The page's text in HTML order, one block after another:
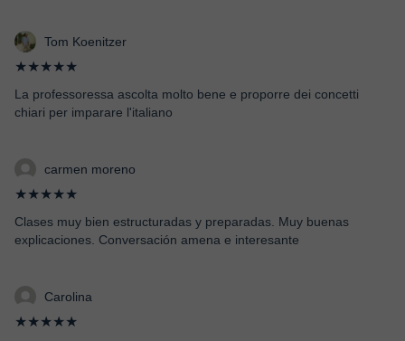
Tom Koenitzer
★★★★★
La professoressa ascolta molto bene e proporre dei concetti
chiari per imparare l'italiano
carmen moreno
★★★★★
Clases muy bien estructuradas y preparadas. Muy buenas
explicaciones. Conversación amena e interesante
Carolina
★★★★★